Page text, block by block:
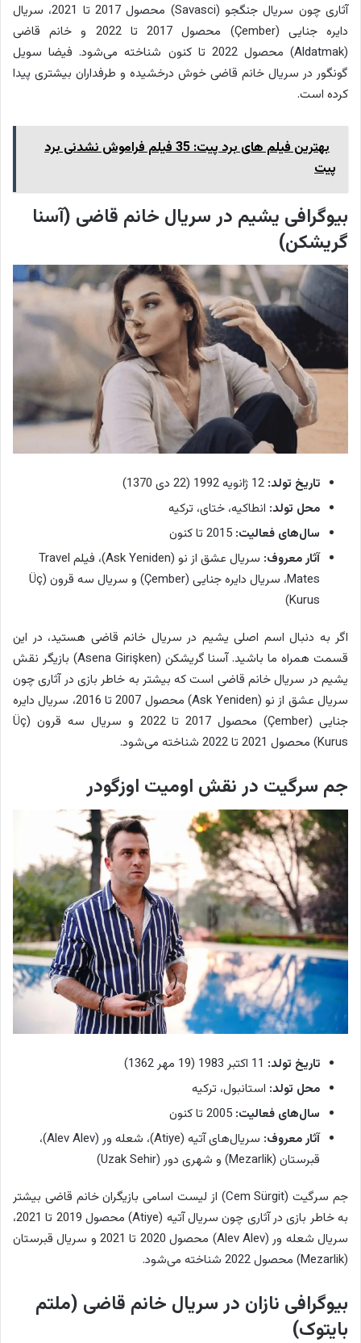
آثاری چون سریال جنگجو (Savasci) محصول 2017 تا 2021، سریال
دایره جنایی (Çember) محصول 2017 تا 2022 و خانم قاضی
(Aldatmak) محصول 2022 تا کنون شناخته می‌شود. فیضا سویل
گونگور در سریال خانم قاضی خوش درخشیده و طرفداران بیشتری پیدا
کرده است.
بهترین فیلم های برد پیت: 35 فیلم فراموش نشدنی برد
پیت
بیوگرافی یشیم در سریال خانم قاضی (آسنا
گریشکن)
تاریخ تولد:
محل تولد: انطاکیه، ختای، ترکیه
سال‌های فعالیت:
آثار معروف:
سریال عشق از نو (Ask Yeniden)، فیلم Travel
Mates، سریال دایره جنایی (Çember) و سریال سه قرون (Üç
Kurus)
اگر به دنبال اسم اصلی یشیم در سریال خانم قاضی هستید، در این
قسمت همراه ما باشید. آسنا گریشکن (Asena Girişken) بازیگر نقش
یشیم در سریال خانم قاضی است که بیشتر به خاطر بازی در آثاری چون
سریال عشق از نو (Ask Yeniden) محصول 2007 تا 2016، سریال دایره
جنایی (Çember) محصول 2017 تا 2022 و سریال سه قرون (Üç
Kurus) محصول 2021 تا 2022 شناخته می‌شود.
جم سرگیت در نقش اومیت اوزگودر
تاریخ تولد:
محل تولد: استانبول، ترکیه
سال‌های فعالیت:
آثار معروف:
سریال‌های آتیه (Atiye)، شعله ور (Alev Alev)،
قبرستان (Mezarlik) و شهری دور (Uzak Sehir)
جم سرگیت (Cem Sürgit) از لیست اسامی بازیگران خانم قاضی بیشتر
به خاطر بازی در آثاری چون سریال آتیه (Atiye) محصول 2019 تا 2021،
سریال شعله ور (Alev Alev) محصول 2020 تا 2021 و سریال قبرستان
(Mezarlik) محصول 2022 شناخته می‌شود.
بیوگرافی نازان در سریال خانم قاضی (ملتم
بایتوک)